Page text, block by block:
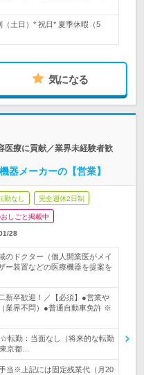
土日）* 祝日* 夏季休暇（5
気になる
医療に貢献／業界未経験者歓
器メーカーの【営業】
勤なし 完全週休2日制
しごと掲載中
28
のドクター（個人開業医がメイ
ー装置などの医療機器を提案を
新卒歓迎！／【必須】●営業や
業界不問）●普通自動車免許 ※
転勤：当面なし（将来的な転勤
京都…
当※上記には固定残業代（月20